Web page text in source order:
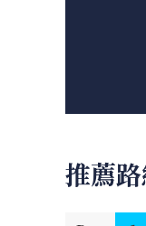
推薦